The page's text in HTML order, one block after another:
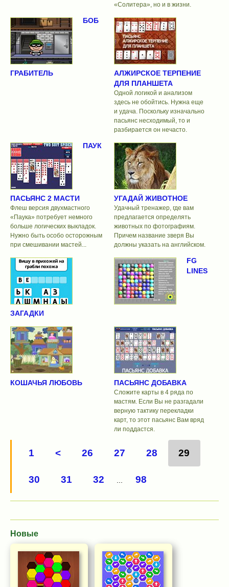
«Солитера», но и в жизни.
БОБ
ГРАБИТЕЛЬ
АЛЖИРСКОЕ ТЕРПЕНИЕ
ДЛЯ ПЛАНШЕТА
Одной логикой и анализом
здесь не обойтись. Нужна еще
и удача. Поскольку изначально
пасьянс несходимый, то и
разбирается он нечасто.
ПАУК
ПАСЬЯНС 2 МАСТИ
Флеш версия двухмастного
«Паука» потребует немного
больше логических выкладок.
Нужно быть особо осторожным
при смешивании мастей...
УГАДАЙ ЖИВОТНОЕ
Удачный тренажер, где вам
предлагается определять
животных по фотографиям.
Причем название зверя Вы
должны указать на английском.
ЗАГАДКИ
FG
LINES
КОШАЧЬЯ ЛЮБОВЬ ПАСЬЯНС ДОБАВКА
Сложите карты в 4 ряда по
мастям. Если Вы не разгадали
верную тактику перекладки
карт, то этот пасьянс Вам вряд
ли поддастся.
1 < 26 27 28 29
30 31 32 98
Новые